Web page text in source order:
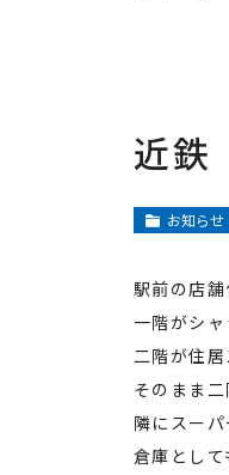
近鉄
お知らせ
駅前の店舗
一階がシャ
二階が住居
そのまま二
隣にスーパ
倉庫とし